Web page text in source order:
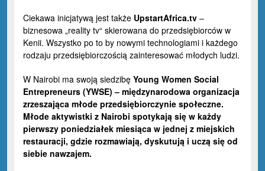
Ciekawa inicjatywą jest także UpstartAfrica.tv –
biznesowa „reality tv“ skierowana do przedsiębiorców w
Kenii. Wszystko po to by nowymi technologiami i każdego
rodzaju przedsiębiorczością zainteresować młodych ludzi.
W Nairobi ma swoją siedzibę Young Women Social
Entrepreneurs (YWSE) – międzynarodowa organizacja
zrzeszająca młode przedsiębiorczynie społeczne.
Młode aktywistki z Nairobi spotykają się w każdy
pierwszy poniedziałek miesiąca w jednej z miejskich
restauracji, gdzie rozmawiają, dyskutują i uczą się od
siebie nawzajem.